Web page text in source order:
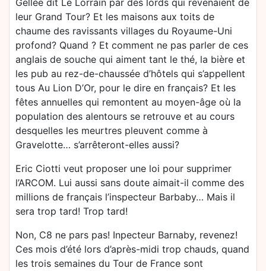
Gellée dit Le Lorrain par des lords qui revenaient de
leur Grand Tour? Et les maisons aux toits de
chaume des ravissants villages du Royaume-Uni
profond? Quand ? Et comment ne pas parler de ces
anglais de souche qui aiment tant le thé, la bière et
les pub au rez-de-chaussée d’hôtels qui s’appellent
tous Au Lion D’Or, pour le dire en français? Et les
fêtes annuelles qui remontent au moyen-âge où la
population des alentours se retrouve et au cours
desquelles les meurtres pleuvent comme à
Gravelotte… s’arrêteront-elles aussi?
Eric Ciotti veut proposer une loi pour supprimer
l’ARCOM. Lui aussi sans doute aimait-il comme des
millions de français l’inspecteur Barbaby… Mais il
sera trop tard! Trop tard!
Non, C8 ne pars pas! Inpecteur Barnaby, revenez!
Ces mois d’été lors d’après-midi trop chauds, quand
les trois semaines du Tour de France sont